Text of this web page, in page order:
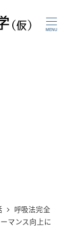
MENU
呼吸法完全
マンス向上に